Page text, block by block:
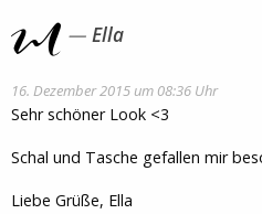
Ella
16. Dezember 2015 um 08:36 Uhr
Sehr schöner Look <3
Schal und Tasche gefallen mir
Liebe Grüße, Ella